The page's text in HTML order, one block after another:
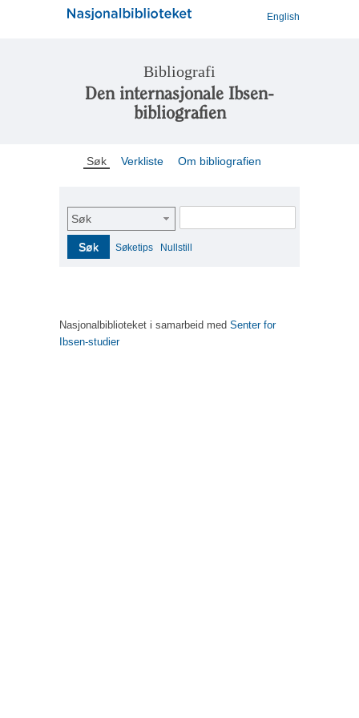
English
Bibliografi
Den internasjonale Ibsen-
bibliografien
Søk Verkliste Om bibliografien
Søk
Søk Søketips Nullstill
Nasjonalbiblioteket i samarbeid med Senter for
Ibsen-studier